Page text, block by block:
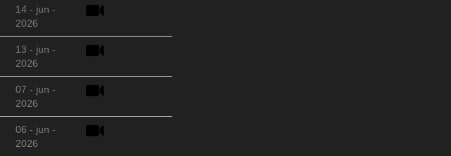
14 - jun -
2026
13 - jun -
2026
07 - jun -
2026
06 - jun -
2026